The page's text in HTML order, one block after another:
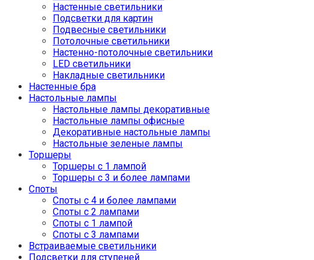
Настенные светильники
Подсветки для картин
Подвесные светильники
Потолочные светильники
Настенно-потолочные светильники
LED светильники
Накладные светильники
Настенные бра
Настольные лампы
Настольные лампы декоративные
Настольные лампы офисные
Декоративные настольные лампы
Настольные зеленые лампы
Торшеры
Торшеры с 1 лампой
Торшеры с 3 и более лампами
Споты
Споты с 4 и более лампами
Споты с 2 лампами
Споты с 1 лампой
Споты с 3 лампами
Встраиваемые светильники
Подсветки для ступеней